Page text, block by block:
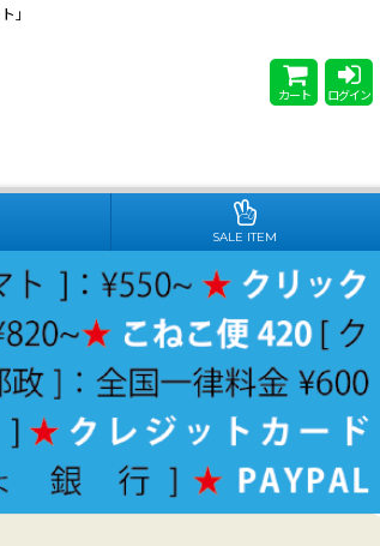
」
カート ログイン
SALE ITEM